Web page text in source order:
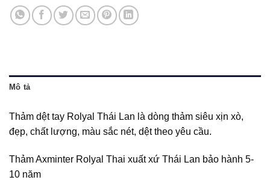
Mô tả
Thảm dệt tay Rolyal Thái Lan là dòng thảm siêu xịn xò,
đẹp, chất lượng, màu sắc nét, dệt theo yêu cầu.
Thảm Axminter Rolyal Thai xuất xứ Thái Lan bảo hành 5-
10 năm